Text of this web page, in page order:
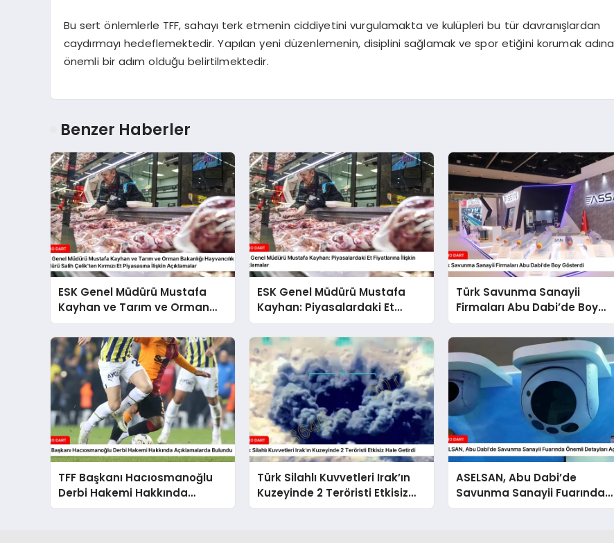
Bu sert önlemlerle TFF, sahayı terk etmenin ciddiyetini vurgulamakta ve kulüpleri bu tür davranışlardan
caydırmayı hedeflemektedir. Yapılan yeni düzenlemenin, disiplini sağlamak ve spor etiğini korumak adına
önemli bir adım olduğu belirtilmektedir.
Benzer Haberler
ESK Genel Müdürü Mustafa
Kayhan ve Tarım ve Orman
Bakanlığı Hayvancılık Genel
Müdürü Salih Çelik’ten Kırmızı
Et Piyasasına İlişkin
Açıklamalar
ESK Genel Müdürü Mustafa
Kayhan: Piyasalardaki Et
Fiyatlarına İlişkin Açıklamalar
Türk Savunma Sanayii
Firmaları Abu Dabi’de Boy
Gösterdi
TFF Başkanı Hacıosmanoğlu
Derbi Hakemi Hakkında
Açıklamalarda Bulundu
Türk Silahlı Kuvvetleri Irak’ın
Kuzeyinde 2 Teröristi Etkisiz
Hale Getirdi
ASELSAN, Abu Dabi’de
Savunma Sanayii Fuarında
Önemli Detayları Açıkladı